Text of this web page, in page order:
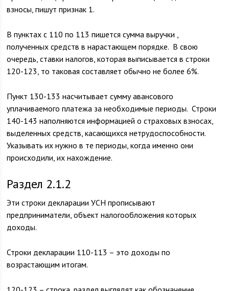
взносы, пишут признак 1.
В пунктах с 110 по 113 пишется сумма выручки ,
полученных средств в нарастающем порядке. В свою
очередь, ставки налогов, которая выписывается в строки
120-123, то таковая составляет обычно не более 6%.
Пункт 130-133 насчитывает сумму авансового
уплачиваемого платежа за необходимые периоды. Строки
140-143 наполняются информацией о страховых взносах,
выделенных средств, касающихся нетрудоспособности.
Указывать их нужно в те периоды, когда именно они
происходили, их нахождение.
Раздел 2.1.2
Эти строки декларации УСН прописывают
предприниматели, объект налогообложения которых
доходы.
Строки декларации 110-113 – это доходы по
возрастающим итогам.